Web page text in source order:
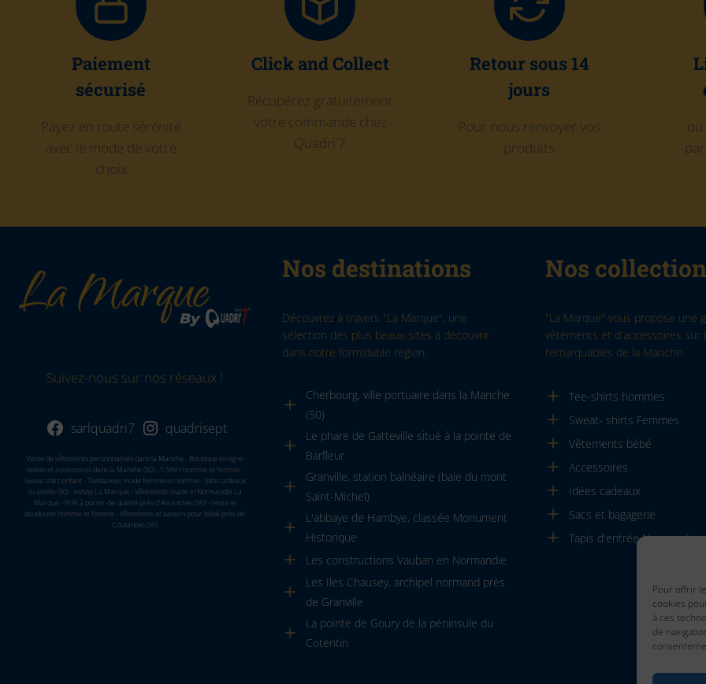
Pour offrir
cookies
à ces
de
Paiement
sécurisé
Payez en toute sérénité
avec le mode de votre
choix
Click and Collect
Récupérez gratuitement
votre commande chez
Quadri'7
Retour sous 14
jours
Pour nous renvoyer vos
produits
Suivez-nous sur nos réseaux !
sarlquadri7 quadrisept
Vente de vêtements personnalisés dans la Manche - Boutique en ligne
textile et accessoires dans la Manvhe (50) - T-Shirt homme et femme -
Sweat shirt enfant - Tendances mode femme et homme - Idée cadeaux
Granville (50) - eshop La Marque - Vêtements made in Normandie La
Marque - Prêt à porter de qualité près d'Avranches (50) - Veste et
doudoune homme et femme - Vêtements et bavoirs pour bébé près de
Coutances (50)
Nos destinations
Découvrez à travers "La Marque", une
sélection des plus beaux sites à découvrir
dans notre formidable région.
Cherbourg, ville portuaire dans la Manche
(50)
Le phare de Gatteville situé à la pointe de
Barfleur
Granville, station balnéaire (baie du mont
Saint-Michel)
L'abbaye de Hambye, classée Monument
Historique
Les constructions Vauban en Normandie
Les Iles Chausey, archipel normand près
de Granville
La pointe de Goury de la péninsule du
Cotentin
Nos
"La Marque" vous propose une
vêtements et d'accessoires sur
remarquables de la Manche.
Tee-shirts hommes
Sweat- shirts Femmes
Vêtements bébé
Accessoires
Idées cadeaux
Sacs et bagagerie
Tapis d'entrée Normandie